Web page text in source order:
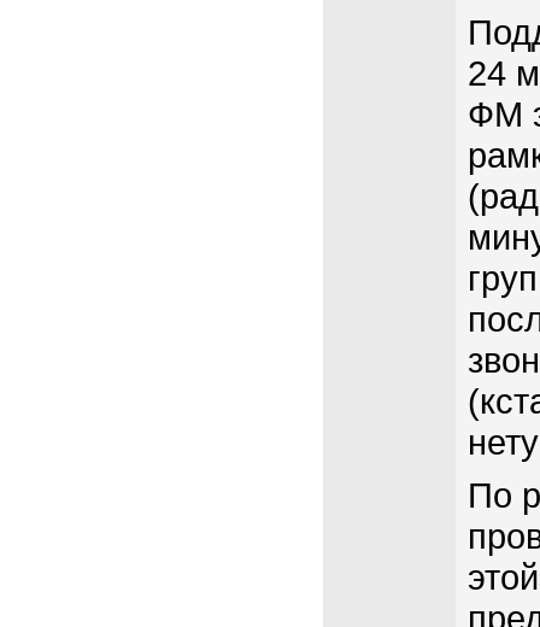
24
ФМ
По